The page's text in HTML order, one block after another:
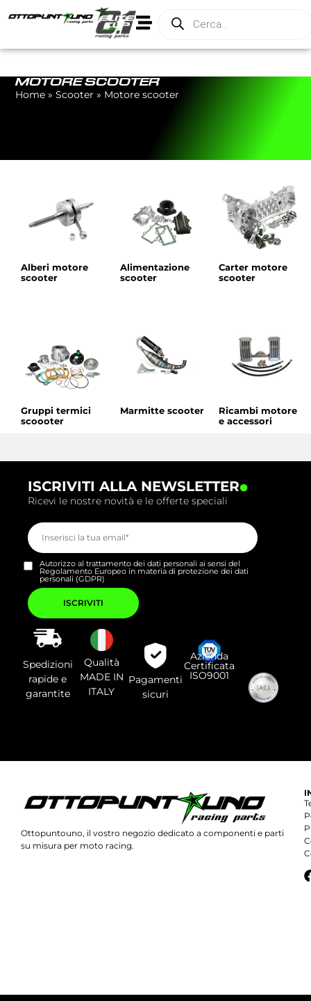
MOTORE SCOOTER
Home » Scooter » Motore scooter
Alberi motore
scooter
Alimentazione
scooter
Carter motore
scooter
Gruppi termici
scoooter
Marmitte scooter
Ricambi motore
e accessori
ISCRIVITI ALLA NEWSLETTER.
Ricevi le nostre novità e le offerte speciali
Autorizzo al trattamento dei dati personali ai sensi del
Regolamento Europeo in materia di protezione dei dati
personali (GDPR)
Si
prega
di
lasciare
vuoto
questo
campo.
Spedizioni
rapide e
garantite
Qualità
MADE IN
ITALY
Pagamenti
sicuri
Azienda
Certificata
ISO9001
Ottopuntouno, il vostro negozio dedicato a componenti e parti
su misura per moto racing.